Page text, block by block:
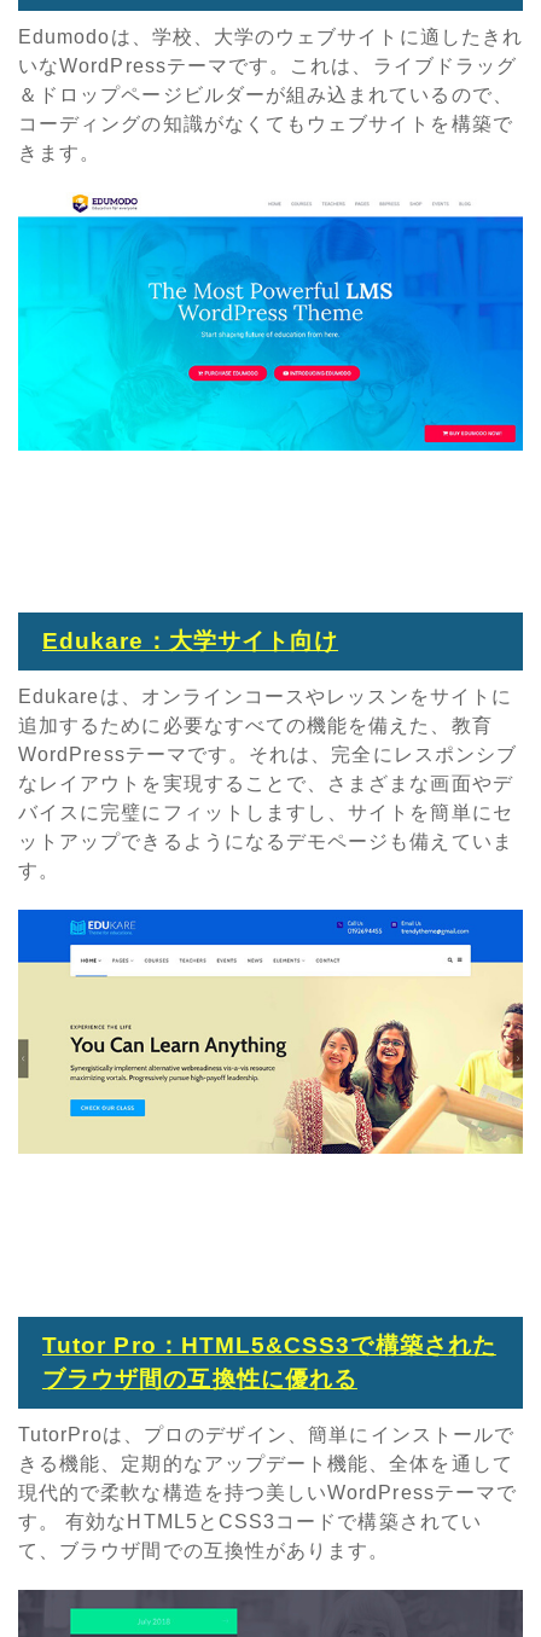
Edumodoは、学校、大学のウェブサイトに適したきれ
いなWordPressテーマです。これは、ライブドラッグ
＆ドロップページビルダーが組み込まれているので、
コーディングの知識がなくてもウェブサイトを構築で
きます。
Edukare：大学サイト向け
Edukareは、オンラインコースやレッスンをサイトに
追加するために必要なすべての機能を備えた、教育
WordPressテーマです。それは、完全にレスポンシブ
なレイアウトを実現することで、さまざまな画面やデ
バイスに完璧にフィットしますし、サイトを簡単にセ
ットアップできるようになるデモページも備えていま
す。
Tutor Pro：HTML5&CSS3で構築された
ブラウザ間の互換性に優れる
TutorProは、プロのデザイン、簡単にインストールで
きる機能、定期的なアップデート機能、全体を通して
現代的で柔軟な構造を持つ美しいWordPressテーマで
す。 有効なHTML5とCSS3コードで構築されてい
て、ブラウザ間での互換性があります。